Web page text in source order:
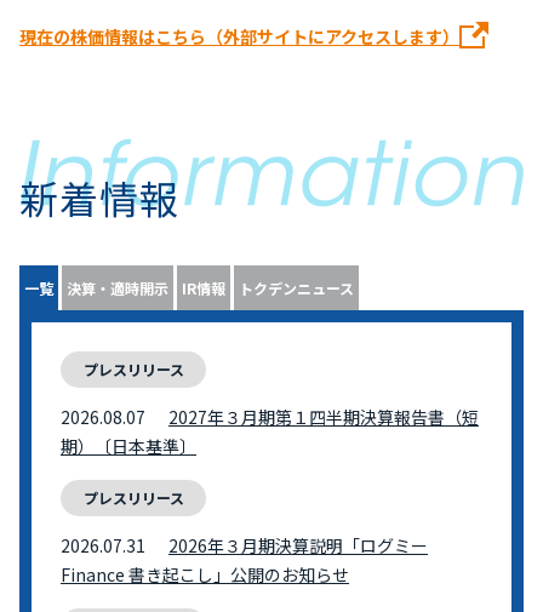
現在の株価情報はこちら（外部サイトにアクセスします）
新着情報
一覧 決算・適時開示 IR情報 トクデンニュース
プレスリリース
2026.08.07
2027年３月期第１四半期決算報告書（短
期）〔日本基準〕
プレスリリース
2026.07.31
2026年３月期決算説明「ログミー
Finance 書き起こし」公開のお知らせ